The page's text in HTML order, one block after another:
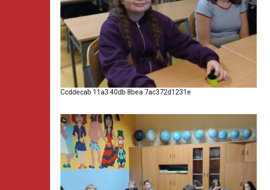
Ccddecab 11a3 40db 8bea 7ac372d1231e